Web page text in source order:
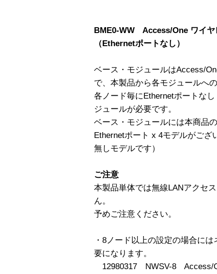
BME0-WW Access/One ワイヤ
（Ethernetポートなし）
ベース・モジュールはAccess/
で、本製品から各モジュールへ
各ノード毎にEthernetポートな
ジュールが必要です。
ベース・モジュールには本商品
Ethernetポート x 4モデルがござ
無しモデルです）
ご注意
本製品単体では無線LANアクセ
ん。
予めご注意ください。
・8ノード以上の設定の場合に
要になります。
12980317 NWSV-8 Access/